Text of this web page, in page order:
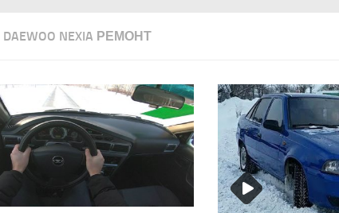
DAEWOO NEXIA РЕМОНТ